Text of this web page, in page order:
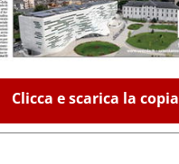
Clicca e scarica la copia